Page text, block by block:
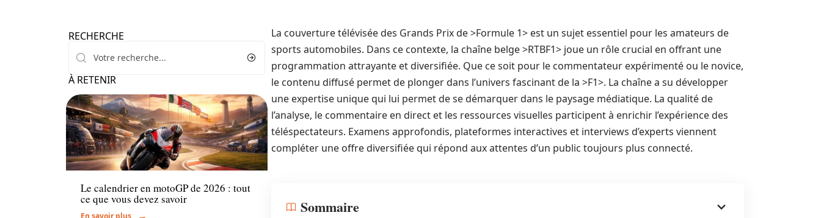
RECHERCHE
À RETENIR
Actu
Le calendrier en motoGP de 2026 : tout
ce que vous devez savoir
La couverture télévisée des Grands Prix de >Formule 1> est un sujet essentiel pour les amateurs de
sports automobiles. Dans ce contexte, la chaîne belge >RTBF1> joue un rôle crucial en offrant une
programmation attrayante et diversifiée. Que ce soit pour le commentateur expérimenté ou le novice,
le contenu diffusé permet de plonger dans l’univers fascinant de la >F1>. La chaîne a su développer
une expertise unique qui lui permet de se démarquer dans le paysage médiatique. La qualité de
l’analyse, le commentaire en direct et les ressources visuelles participent à enrichir l’expérience des
téléspectateurs. Examens approfondis, plateformes interactives et interviews d’experts viennent
compléter une offre diversifiée qui répond aux attentes d’un public toujours plus connecté.
Sommaire